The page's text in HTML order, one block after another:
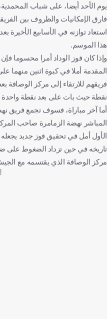
يوم الأحد أيضا، على شباب
فارق الإمكانيات والظروف بين
استعاد توازنه في الأسابيع الأخيرة
هذا الموسم.‏
وإذا كان فوز الوداد أمرا محسوما
المقدمة أملا في كبوة ‏اثنين منهما
نقطة حيث بات على بعد نقطة
أما آخر مباراة، فسوف تجمع فريق
الأول أمل في تحقيق فوز جديد
تاريخه في حين تزداد الضغوط على
مركز الوصافة الذي يقتسمه مع